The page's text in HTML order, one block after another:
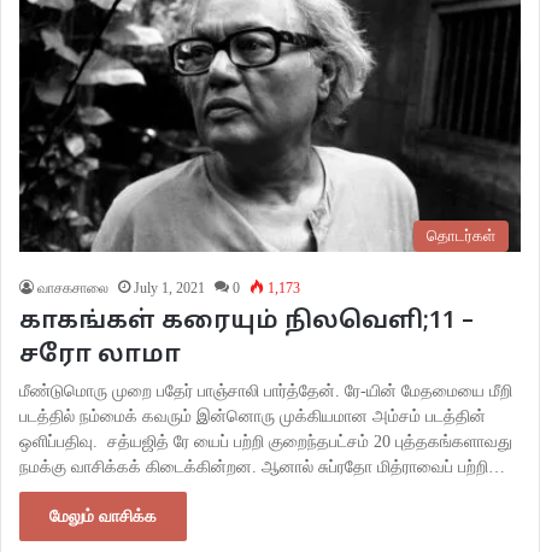
தொடர்கள்
வாசகசாலை July 1, 2021 0 1,173
காகங்கள் கரையும் நிலவெளி;11 –
சரோ லாமா
மீண்டுமொரு முறை பதேர் பாஞ்சாலி பார்த்தேன். ரே-யின் மேதமையை மீறி
படத்தில் நம்மைக் கவரும் இன்னொரு முக்கியமான அம்சம் படத்தின்
ஒளிப்பதிவு. சத்யஜித் ரே யைப் பற்றி குறைந்தபட்சம் 20 புத்தகங்களாவது
நமக்கு வாசிக்கக் கிடைக்கின்றன. ஆனால் சுப்ரதோ மித்ராவைப் பற்றி…
மேலும் வாசிக்க